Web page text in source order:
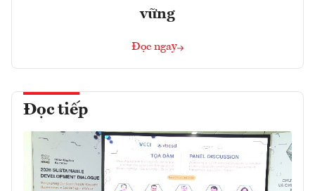
vững
Đọc ngay
Đọc tiếp